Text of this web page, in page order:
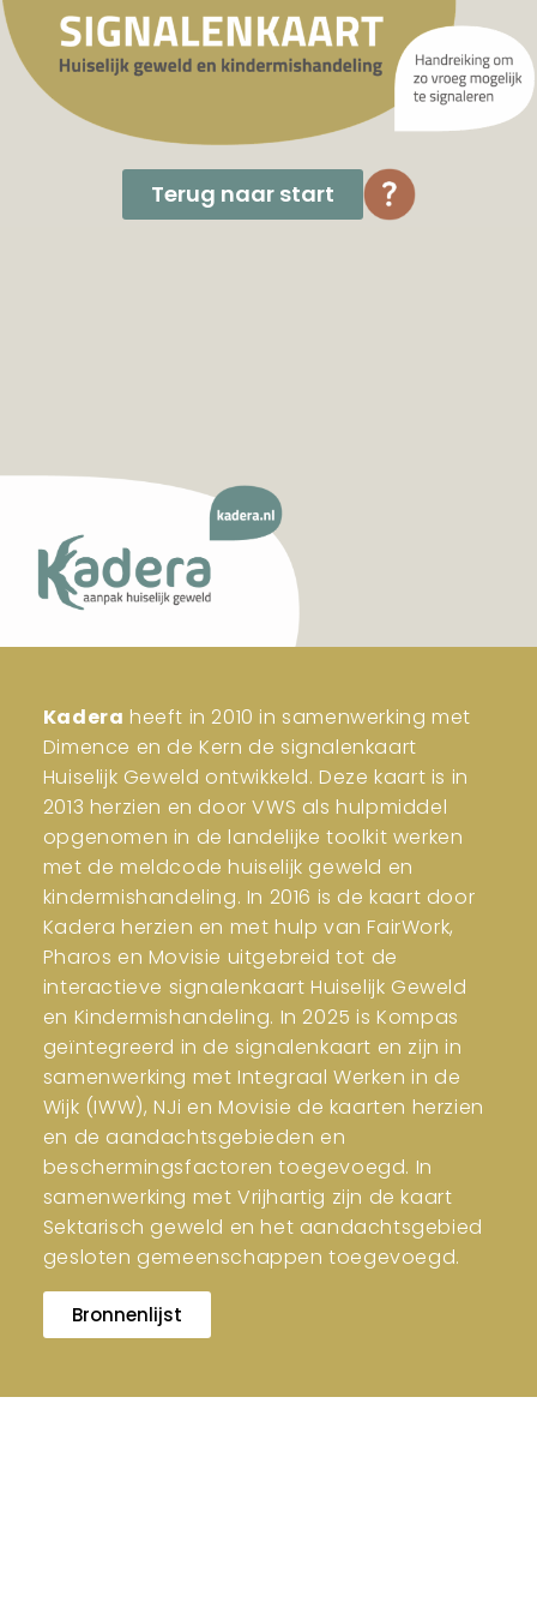
Terug naar start
Kadera heeft in 2010 in samenwerking met
Dimence en de Kern de signalenkaart
Huiselijk Geweld ontwikkeld. Deze kaart is in
2013 herzien en door VWS als hulpmiddel
opgenomen in de landelijke toolkit werken
met de meldcode huiselijk geweld en
kindermishandeling. In 2016 is de kaart door
Kadera herzien en met hulp van FairWork,
Pharos en Movisie uitgebreid tot de
interactieve signalenkaart Huiselijk Geweld
en Kindermishandeling. In 2025 is Kompas
geïntegreerd in de signalenkaart en zijn in
samenwerking met Integraal Werken in de
Wijk (IWW), NJi en Movisie de kaarten herzien
en de aandachtsgebieden en
beschermingsfactoren toegevoegd. In
samenwerking met Vrijhartig zijn de kaart
Sektarisch geweld en het aandachtsgebied
gesloten gemeenschappen toegevoegd.
Bronnenlijst